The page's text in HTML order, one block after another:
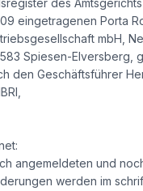
des
eingetragenen Porta
mbH,
Spiesen-Elversberg,
den Geschäftsführer
angemeldeten und
werden im